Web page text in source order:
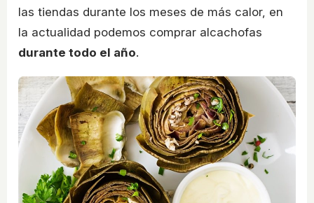
las tiendas durante los meses de más calor, en
la actualidad podemos comprar alcachofas
durante todo el año.